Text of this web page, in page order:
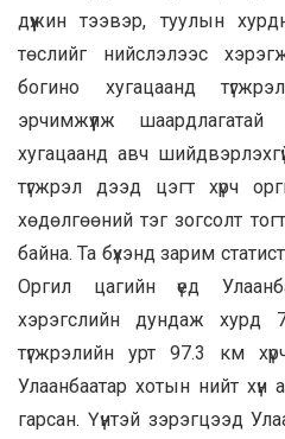
дүүжин тээвэр, туулын
төслийг нийслэлээс
богино хугацаанд
эрчимжүүлж
хугацаанд авч
түгжрэл дээд цэгт хүрч
хөдөлгөөний тэг зогсолт
байна. Та бүхэнд зарим
Оргил цагийн үед
хэрэгслийн дундаж хурд
түгжрэлийн урт 97.3 км
Улаанбаатар хотын нийт хүн
гарсан. Үүнтэй зэрэгцээд